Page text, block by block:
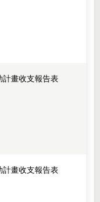
支報告表-附件01.pdf
計畫收支報告表
計畫收支報告表-附件01.pdf
計畫收支報告表
計畫收支報告表-附件01.pdf